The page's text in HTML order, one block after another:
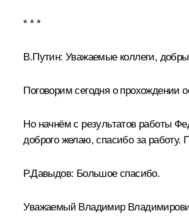
* * *
В.Путин: Уважаемые коллеги,
Поговорим сегодня о прохождении
Но начнём с результатов работы
доброго желаю, спасибо за
Р.Давыдов: Большое спасибо.
Уважаемый Владимир